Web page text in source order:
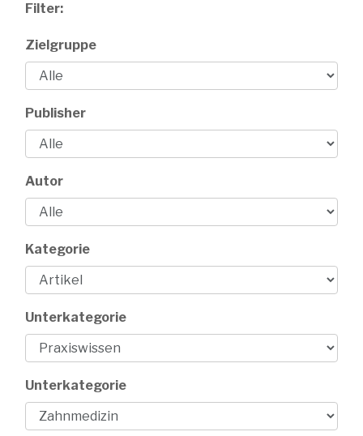
Filter:
Zielgruppe
Publisher
Autor
Kategorie
Unterkategorie
Unterkategorie